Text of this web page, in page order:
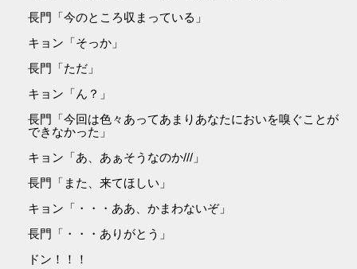
長門「今のところ収まっている」
キョン「そっか」
長門「ただ」
キョン「ん？」
長門「今回は色々あってあまりあなたにおいを嗅ぐことが
できなかった」
キョン「あ、あぁそうなのか///」
長門「また、来てほしい」
キョン「・・・ああ、かまわないぞ」
長門「・・・ありがとう」
ドン！！！